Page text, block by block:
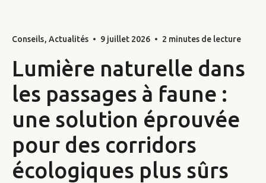
Conseils Actualités 9 juillet 2026 2 minutes de lecture
Lumière naturelle dans
les passages à faune :
une solution éprouvée
pour des corridors
écologiques plus sûrs